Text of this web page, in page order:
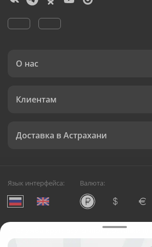
О нас
Клиентам
Доставка в Астрахани
Язык интерфейса: Валюта:
Служба круглосуточной доставки
Русский Букет, 2026